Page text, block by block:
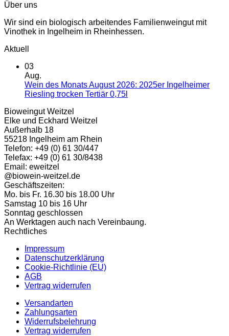
Über uns
Wir sind ein biologisch arbeitendes Familienweingut mit
Vinothek in Ingelheim in Rheinhessen.
Aktuell
03
Aug.
Wein des Monats August 2026: 2025er Ingelheimer
Riesling trocken Tertiär 0,75l
Bioweingut Weitzel
Elke und Eckhard Weitzel
Außerhalb 18
55218 Ingelheim am Rhein
Telefon: +49 (0) 61 30/447
Telefax: +49 (0) 61 30/8438
Email: eweitzel
@biowein-weitzel.de
Geschäftszeiten:
Mo. bis Fr. 16.30 bis 18.00 Uhr
Samstag 10 bis 16 Uhr
Sonntag geschlossen
An Werktagen auch nach Vereinbaung.
Rechtliches
Impressum
Datenschutzerklärung
Cookie-Richtlinie (EU)
AGB
Vertrag widerrufen
Versandarten
Zahlungsarten
Widerrufsbelehrung
Vertrag widerrufen